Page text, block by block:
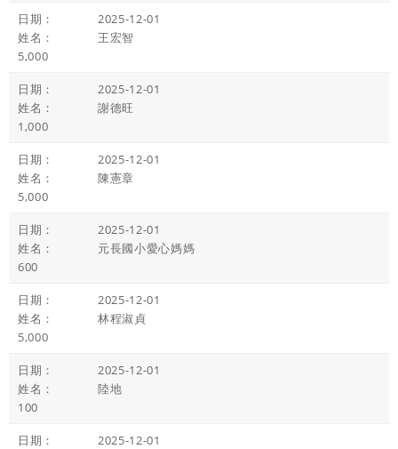
2025-12-01
王宏智
5,000
2025-12-01
謝德旺
1,000
2025-12-01
陳憲章
5,000
2025-12-01
元長國小愛心媽媽
600
2025-12-01
林程淑貞
5,000
2025-12-01
陸地
100
2025-12-01